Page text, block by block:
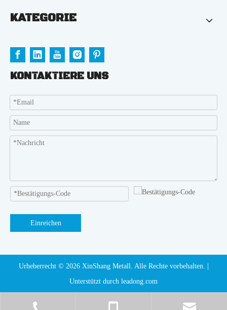
KATEGORIE
KONTAKTIERE UNS
Einreichen
Urheberrecht ©️ 2026XinShang Metall. Alle Rechte vorbehalten. |
Unterstützt durch leadong.com